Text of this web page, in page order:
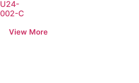
U24-
002-C